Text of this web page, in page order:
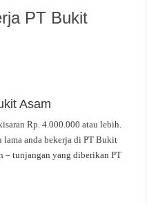
PT Bukit
Asam
Rp. 4.000.000 atau lebih.
lama anda bekerja di PT Bukit
– tunjangan yang diberikan PT